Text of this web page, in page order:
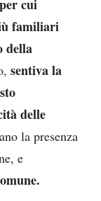
cui
familiari
della
sentiva la
delle
la presenza
e